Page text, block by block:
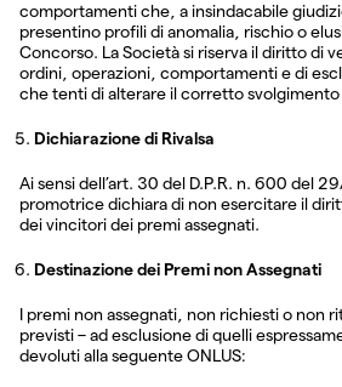
comportamenti che, a insindacabile
presentino profili di anomalia, rischio o
Concorso. La Società si riserva il diritto di
ordini, operazioni, comportamenti e di
che tenti di alterare il corretto
Dichiarazione di Rivalsa
Ai sensi dell’art. 30 del D.P.R. n. 600 del
promotrice dichiara di non esercitare il
dei vincitori dei premi assegnati.
Destinazione dei Premi non Assegnati
I premi non assegnati, non richiesti o non
previsti – ad esclusione di quelli
devoluti alla seguente ONLUS: